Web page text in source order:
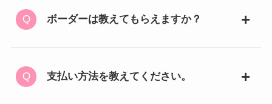
ボーダーは教えてもらえますか？
支払い方法を教えてください。